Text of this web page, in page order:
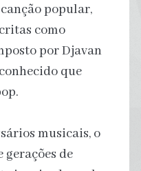
popular,
como
por Djavan
que
musicais, o
de